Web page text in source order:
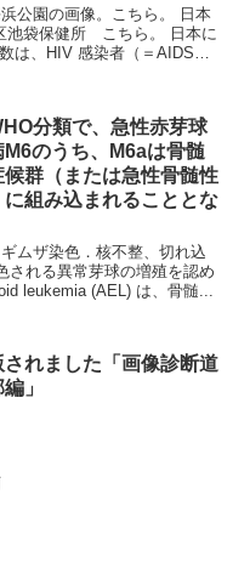
園の画像。こちら。 日本
保健所 こちら。 日本に
は、HIV 感染者（＝AIDS未
分類で、急性赤芽球
のうち、M6aは骨髄
候群（または急性骨髄性
に組み込まれることとな
ムザ染色．核不整、切れ込
される異常芽球の増殖を認め
leukemia (AEL) は、骨髄...
されました「画像診断道
」